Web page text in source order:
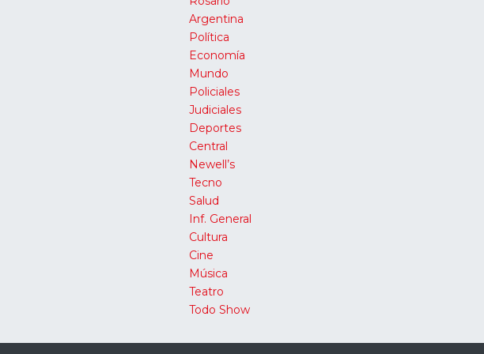
Argentina
Política
Economía
Mundo
Policiales
Judiciales
Deportes
Central
Newell’s
Tecno
Salud
Inf. General
Cultura
Cine
Música
Teatro
Todo Show